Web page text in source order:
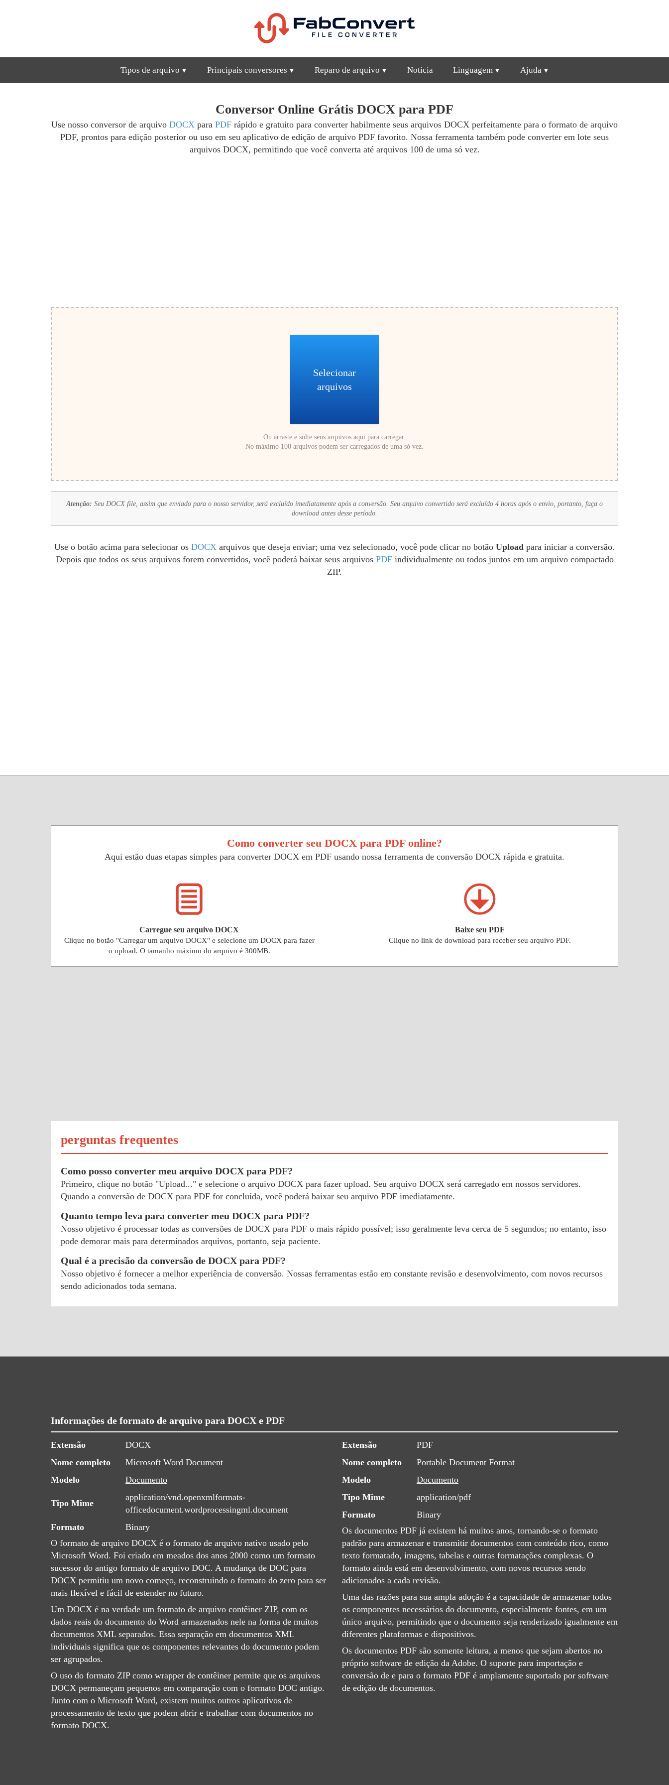
Tipos de arquivo Principais conversores Reparo de arquivo Notícia Linguagem Ajuda
Conversor Online Grátis DOCX para PDF
Use nosso conversor de arquivo DOCX para PDF rápido e gratuito para converter habilmente seus arquivos DOCX perfeitamente para o formato de arquivo
PDF, prontos para edição posterior ou uso em seu aplicativo de edição de arquivo PDF favorito. Nossa ferramenta também pode converter em lote seus
arquivos DOCX, permitindo que você converta até arquivos 100 de uma só vez.
Selecionar
arquivos
Ou arraste e solte seus arquivos aqui para carregar.
No máximo 100 arquivos podem ser carregados de uma só vez.
Atenção: Seu DOCX file, assim que enviado para o nosso servidor, será excluído imediatamente após a conversão. Seu arquivo convertido será excluído 4 horas após o envio, portanto, faça o
download antes desse período.
Use o botão acima para selecionar os DOCX arquivos que deseja enviar; uma vez selecionado, você pode clicar no botão Upload para iniciar a conversão.
Depois que todos os seus arquivos forem convertidos, você poderá baixar seus arquivos PDFindividualmente ou todos juntos em um arquivo compactado
ZIP.
Como converter seu DOCX para PDF online?
Aqui estão duas etapas simples para converter DOCX em PDF usando nossa ferramenta de conversão DOCX rápida e gratuita.
Carregue seu arquivo DOCX
Clique no botão "Carregar um arquivo DOCX" e selecione um DOCX para fazer
o upload. O tamanho máximo do arquivo é 300MB.
Baixe seu PDF
Clique no link de download para receber seu arquivo PDF.
perguntas frequentes
Como posso converter meu arquivo DOCX para PDF?
Primeiro, clique no botão "Upload..." e selecione o arquivo DOCX para fazer upload. Seu arquivo DOCX será carregado em nossos servidores.
Quando a conversão de DOCX para PDF for concluída, você poderá baixar seu arquivo PDF imediatamente.
Quanto tempo leva para converter meu DOCX para PDF?
Nosso objetivo é processar todas as conversões de DOCX para PDF o mais rápido possível; isso geralmente leva cerca de 5 segundos; no entanto, isso
pode demorar mais para determinados arquivos, portanto, seja paciente.
Qual é a precisão da conversão de DOCX para PDF?
Nosso objetivo é fornecer a melhor experiência de conversão. Nossas ferramentas estão em constante revisão e desenvolvimento, com novos recursos
sendo adicionados toda semana.
Informações de formato de arquivo para DOCX e PDF
Extensão
DOCX
Nome completo
Microsoft Word Document
Modelo
Documento
Tipo Mime
application/vnd.openxmlformats-
officedocument.wordprocessingml.document
Formato
Binary
O formato de arquivo DOCX é o formato de arquivo nativo usado pelo
Microsoft Word. Foi criado em meados dos anos 2000 como um formato
sucessor do antigo formato de arquivo DOC. A mudança de DOC para
DOCX permitiu um novo começo, reconstruindo o formato do zero para ser
mais flexível e fácil de estender no futuro.
Um DOCX é na verdade um formato de arquivo contêiner ZIP, com os
dados reais do documento do Word armazenados nele na forma de muitos
documentos XML separados. Essa separação em documentos XML
individuais significa que os componentes relevantes do documento podem
ser agrupados.
O uso do formato ZIP como wrapper de contêiner permite que os arquivos
DOCX permaneçam pequenos em comparação com o formato DOC antigo.
Junto com o Microsoft Word, existem muitos outros aplicativos de
processamento de texto que podem abrir e trabalhar com documentos no
formato DOCX.
Extensão
PDF
Nome completo
Portable Document Format
Modelo
Documento
Tipo Mime
application/pdf
Formato
Binary
Os documentos PDF já existem há muitos anos, tornando-se o formato
padrão para armazenar e transmitir documentos com conteúdo rico, como
texto formatado, imagens, tabelas e outras formatações complexas. O
formato ainda está em desenvolvimento, com novos recursos sendo
adicionados a cada revisão.
Uma das razões para sua ampla adoção é a capacidade de armazenar todos
os componentes necessários do documento, especialmente fontes, em um
único arquivo, permitindo que o documento seja renderizado igualmente em
diferentes plataformas e dispositivos.
Os documentos PDF são somente leitura, a menos que sejam abertos no
próprio software de edição da Adobe. O suporte para importação e
conversão de e para o formato PDF é amplamente suportado por software
de edição de documentos.